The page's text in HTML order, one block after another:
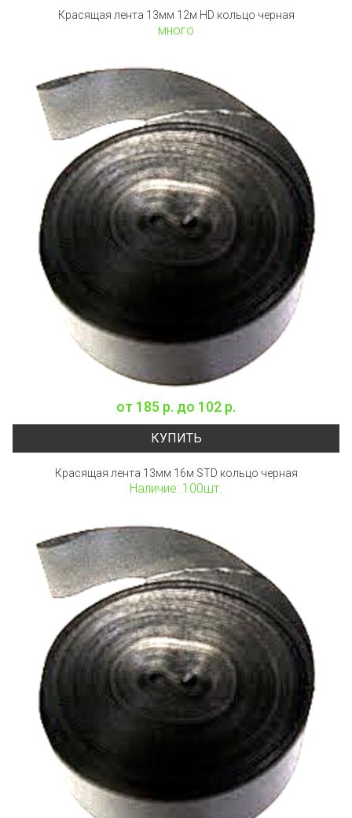
Красящая лента 13мм 12м HD кольцо черная
много
от 185 р. до 102 р.
КУПИТЬ
Красящая лента 13мм 16м STD кольцо черная
Наличие: 100шт.